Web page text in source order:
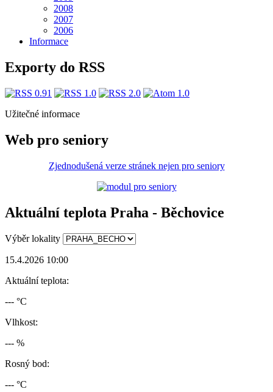
2008
2007
2006
Informace
Exporty do RSS
Užitečné informace
Web pro seniory
Zjednodušená verze stránek nejen pro seniory
Aktuální teplota Praha - Běchovice
Výběr lokality
15.4.2026 10:00
Aktuální teplota:
--- °C
Vlhkost:
--- %
Rosný bod:
--- °C